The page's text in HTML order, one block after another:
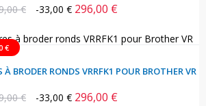
€ -33,00 € Prix
296,00 €
€
À BRODER RONDS VRRFK1 POUR BROTHER VR
€ -33,00 € Prix
296,00 €